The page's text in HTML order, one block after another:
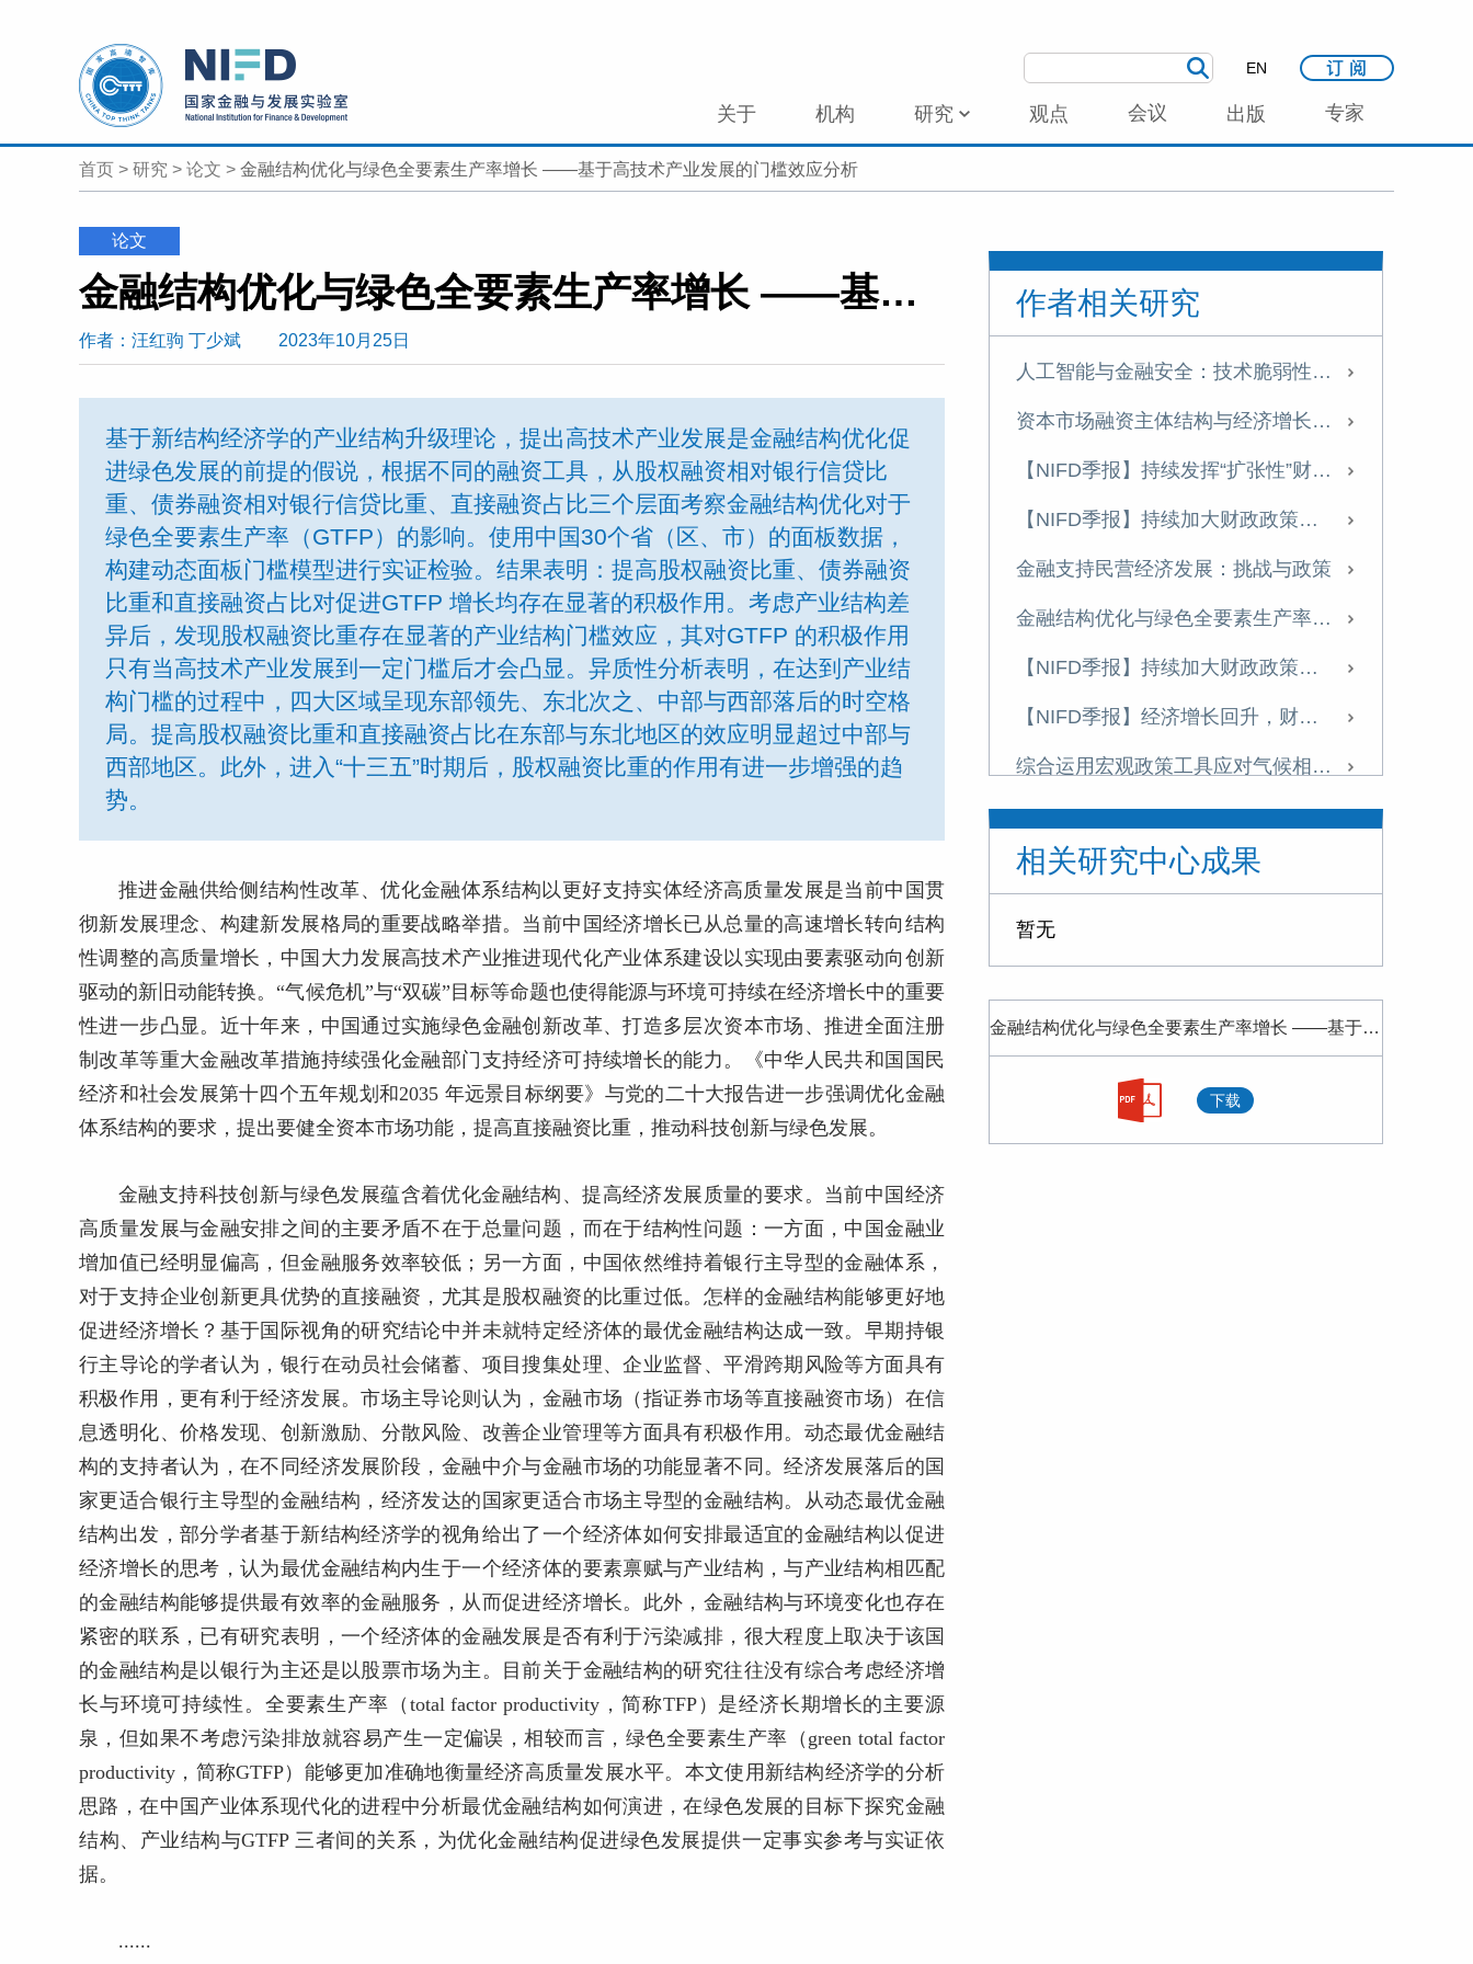
EN
关于 机构 研究 观点 会议 出版 专家
首页 > 研究 > 论文 > 金融结构优化与绿色全要素生产率增长 ——基于高技术产业发展的门槛效应分析
论文
金融结构优化与绿色全要素生产率增长 ——基于高技术产业发展的门槛效应分析
作者 ：汪红驹 丁少斌 2023年10月25日
基于新结构经济学的产业结构升级理论，提出高技术产业发展是金融结构优化促
进绿色发展的前提的假说，根据不同的融资工具，从股权融资相对银行信贷比
重、债券融资相对银行信贷比重、直接融资占比三个层面考察金融结构优化对于
绿色全要素生产率（GTFP）的影响。使用中国30个省（区、市）的面板数据，
构建动态面板门槛模型进行实证检验。结果表明：提高股权融资比重、债券融资
比重和直接融资占比对促进GTFP 增长均存在显著的积极作用。考虑产业结构差
异后，发现股权融资比重存在显著的产业结构门槛效应，其对GTFP 的积极作用
只有当高技术产业发展到一定门槛后才会凸显。异质性分析表明，在达到产业结
构门槛的过程中，四大区域呈现东部领先、东北次之、中部与西部落后的时空格
局。提高股权融资比重和直接融资占比在东部与东北地区的效应明显超过中部与
西部地区。此外，进入“十三五”时期后，股权融资比重的作用有进一步增强的趋
势。
推进金融供给侧结构性改革、优化金融体系结构以更好支持实体经济高质量发展是当前中国贯
彻新发展理念、构建新发展格局的重要战略举措。当前中国经济增长已从总量的高速增长转向结构
性调整的高质量增长，中国大力发展高技术产业推进现代化产业体系建设以实现由要素驱动向创新
驱动的新旧动能转换。“气候危机”与“双碳”目标等命题也使得能源与环境可持续在经济增长中的重要
性进一步凸显。近十年来，中国通过实施绿色金融创新改革、打造多层次资本市场、推进全面注册
制改革等重大金融改革措施持续强化金融部门支持经济可持续增长的能力。《中华人民共和国国民
经济和社会发展第十四个五年规划和2035 年远景目标纲要》与党的二十大报告进一步强调优化金融
体系结构的要求，提出要健全资本市场功能，提高直接融资比重，推动科技创新与绿色发展。
金融支持科技创新与绿色发展蕴含着优化金融结构、提高经济发展质量的要求。当前中国经济
高质量发展与金融安排之间的主要矛盾不在于总量问题，而在于结构性问题：一方面，中国金融业
增加值已经明显偏高，但金融服务效率较低；另一方面，中国依然维持着银行主导型的金融体系，
对于支持企业创新更具优势的直接融资，尤其是股权融资的比重过低。怎样的金融结构能够更好地
促进经济增长？基于国际视角的研究结论中并未就特定经济体的最优金融结构达成一致。早期持银
行主导论的学者认为，银行在动员社会储蓄、项目搜集处理、企业监督、平滑跨期风险等方面具有
积极作用，更有利于经济发展。市场主导论则认为，金融市场（指证券市场等直接融资市场）在信
息透明化、价格发现、创新激励、分散风险、改善企业管理等方面具有积极作用。动态最优金融结
构的支持者认为，在不同经济发展阶段，金融中介与金融市场的功能显著不同。经济发展落后的国
家更适合银行主导型的金融结构，经济发达的国家更适合市场主导型的金融结构。从动态最优金融
结构出发，部分学者基于新结构经济学的视角给出了一个经济体如何安排最适宜的金融结构以促进
经济增长的思考，认为最优金融结构内生于一个经济体的要素禀赋与产业结构，与产业结构相匹配
的金融结构能够提供最有效率的金融服务，从而促进经济增长。此外，金融结构与环境变化也存在
紧密的联系，已有研究表明，一个经济体的金融发展是否有利于污染减排，很大程度上取决于该国
的金融结构是以银行为主还是以股票市场为主。目前关于金融结构的研究往往没有综合考虑经济增
长与环境可持续性。全要素生产率（total factor productivity，简称TFP）是经济长期增长的主要源
泉，但如果不考虑污染排放就容易产生一定偏误，相较而言，绿色全要素生产率（green total factor
productivity，简称GTFP）能够更加准确地衡量经济高质量发展水平。本文使用新结构经济学的分析
思路，在中国产业体系现代化的进程中分析最优金融结构如何演进，在绿色发展的目标下探究金融
结构、产业结构与GTFP 三者间的关系，为优化金融结构促进绿色发展提供一定事实参考与实证依
据。
......
作者相关研究
人工智能与金融安全：技术脆弱性、风险演化路径与防范机制
资本市场融资主体结构与经济增长动能：理论分析与跨国实证
【NIFD季报】持续发挥“扩张性”财政政策作用，改善财政收支状况——2024Q3中国财政运行
【NIFD季报】持续加大财政政策逆周期调节力度——2023Q3中国财政运行
金融支持民营经济发展：挑战与政策
金融结构优化与绿色全要素生产率增长 ——基于高技术产业发展的门槛效应分析
【NIFD季报】持续加大财政政策逆周期调节力度，促进经济高质量发展——2023Q2中国财政运行
【NIFD季报】经济增长回升，财政收支促进经济高质量发展——2023Q1中国财政运行
综合运用宏观政策工具应对气候相关金融风险
实施更加灵活适度的货币政策
【NIFD季报】经济增长下行风险上升，财政政策加大逆周期调节力度——2022Q1中国财政运行
【NIFD季报】2021Q3中国财政运行
相关研究中心成果
暂无
金融结构优化与绿色全要素生产率增长 ——基于高技术产业发展的门槛效应分析.pdf
下载